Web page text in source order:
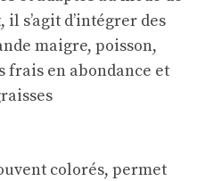
s’agit d’intégrer des
maigre, poisson,
frais en abondance et
colorés, permet